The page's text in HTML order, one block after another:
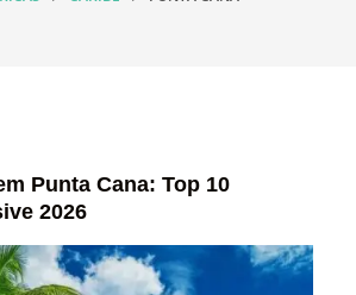
Punta Cana: Top 10
2026